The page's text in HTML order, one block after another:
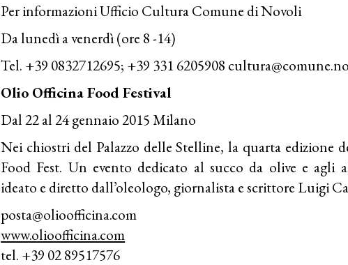
Per informazioni Ufficio Cultura Comune di Novoli
Da lunedì a venerdì (ore 8 -14)
Tel. +39 0832712695; +39 331 6205908
Olio Officina Food Festival
Dal 22 al 24 gennaio 2015 Milano
Nei chiostri del Palazzo delle Stelline, la quarta edizione
Food Fest. Un evento dedicato al succo da olive e agli
ideato e diretto dall’oleologo, giornalista e scrittore Luigi
posta@olioofficina.com
www.olioofficina.com
tel. +39 02 89517576